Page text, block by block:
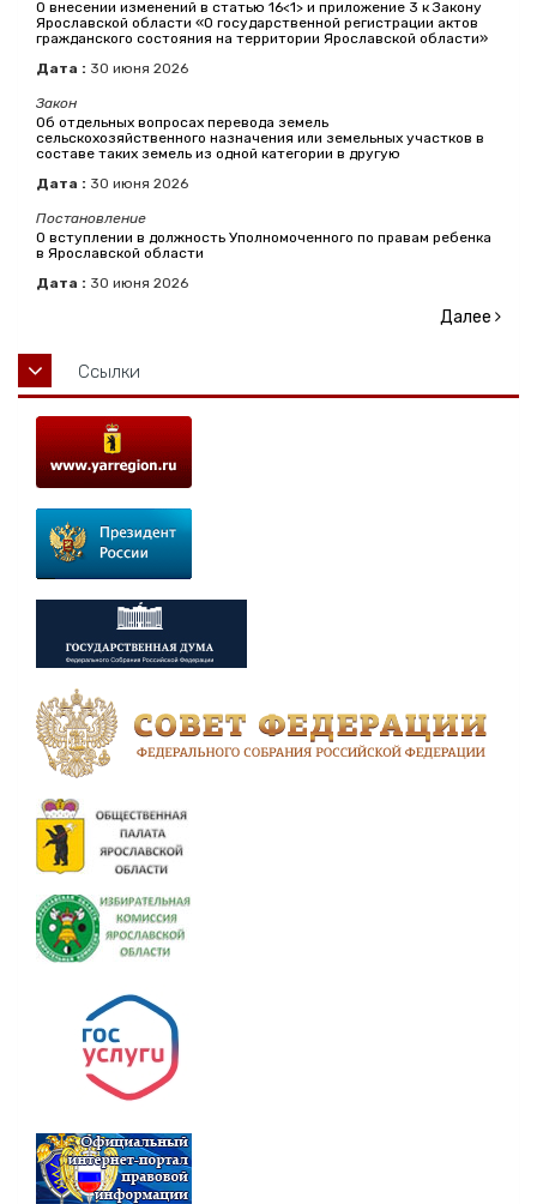
О внесении изменений в статью 16<1> и приложение 3 к Закону
Ярославской области «О государственной регистрации актов
гражданского состояния на территории Ярославской области»
Дата : 30 июня 2026
Закон
Об отдельных вопросах перевода земель
сельскохозяйственного назначения или земельных участков в
составе таких земель из одной категории в другую
Дата : 30 июня 2026
Постановление
О вступлении в должность Уполномоченного по правам ребенка
в Ярославской области
Дата : 30 июня 2026
Далее
Ссылки